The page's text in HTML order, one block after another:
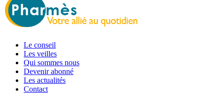
Le conseil
Les veilles
Qui sommes nous
Devenir abonné
Les actualités
Contact